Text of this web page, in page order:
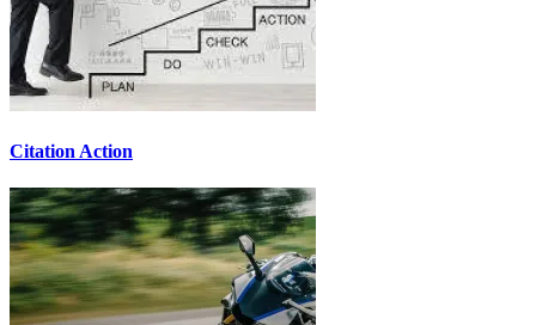
Citation Action